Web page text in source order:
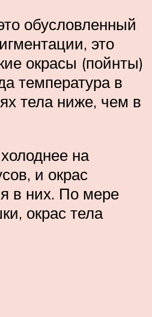
обусловленный
это
окрасы (пойнты)
температура в
тела ниже, чем в
на
и окрас
в них. По мере
окрас тела